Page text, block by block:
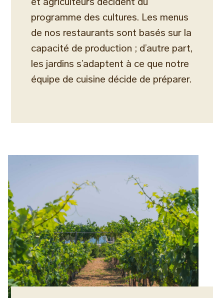
programme des cultures. Les menus
de nos restaurants sont basés sur la
capacité de production ; d’autre part,
les jardins s’adaptent à ce que notre
équipe de cuisine décide de préparer.